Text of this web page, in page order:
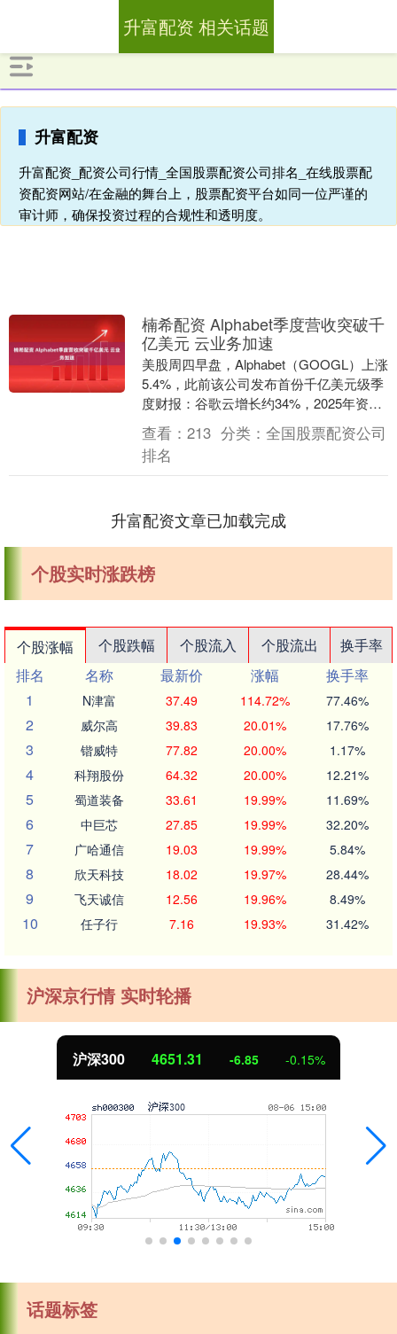
升富配资
升富配资_配资公司行情_全国股票配资公司排名_在线股票配
资配资网站/在金融的舞台上，股票配资平台如同一位严谨的
审计师，确保投资过程的合规性和透明度。
升富配资 相关话题
楠希配资 Alphabet季度营收突破千
亿美元 云业务加速
美股周四早盘，Alphabet（GOOGL）上涨
5.4%，此前该公司发布首份千亿美元级季
度财报：谷歌云增长约34%，2025年资本
支出计划增至910-930亿美....
查看： 213 分类： 全国股票配资公司
排名
升富配资文章已加载完成
个股实时涨跌榜
个股涨幅 个股跌幅 个股流入 个股流出
换手率
排名
名称 最新价 涨幅
换手率
1
N津富 37.49 114.72% 77.46%
2 威尔高 39.83 20.01% 17.76%
3 锴威特 77.82 20.00% 1.17%
4 科翔股份 64.32 20.00% 12.21%
5 蜀道装备 33.61 19.99% 11.69%
6 中巨芯 27.85 19.99% 32.20%
7 广哈通信 19.03 19.99% 5.84%
8 欣天科技 18.02 19.97% 28.44%
9 飞天诚信 12.56 19.96% 8.49%
10 任子行 7.16 19.93% 31.42%
沪深京行情 实时轮播
沪深300 4651.31 -6.85 -0.15%
话题标签